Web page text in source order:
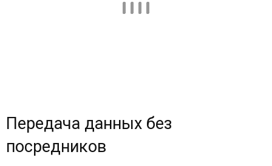
Передача данных без
посредников